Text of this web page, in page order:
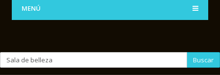
MENÚ
Buscar